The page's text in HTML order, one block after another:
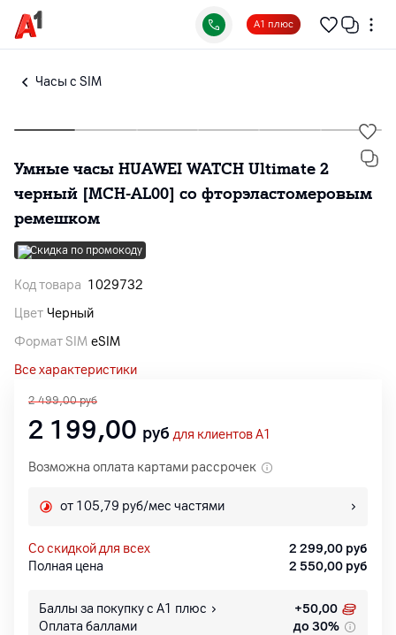
А1 плюс
Часы с SIM
Умные часы HUAWEI WATCH Ultimate 2
черный [MCH-AL00] со фторэластомеровым
ремешком
Скидка по промокоду
Код товара 1029732
Цвет Черный
Формат SIM eSIM
Все характеристики
2 499,00 руб
2 199,00 руб для клиентов A1
Возможна оплата картами рассрочек
от 105,79 руб/мес частями
со скидкой для всех 2 299,00 руб
Полная цена
2 550,00 руб
Баллы за покупку с А1 плюс +50,00
Оплата баллами
до 30%